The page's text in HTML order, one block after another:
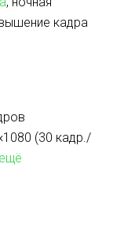
кадра
(30 кадр./
ещё